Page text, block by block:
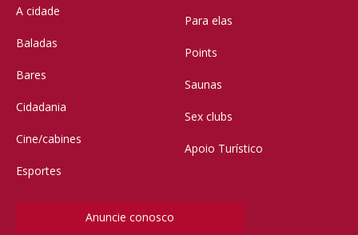
A cidade
Baladas
Bares
Cidadania
Cine/cabines
Esportes
Para elas
Points
Saunas
Sex clubs
Apoio Turístico
Anuncie conosco